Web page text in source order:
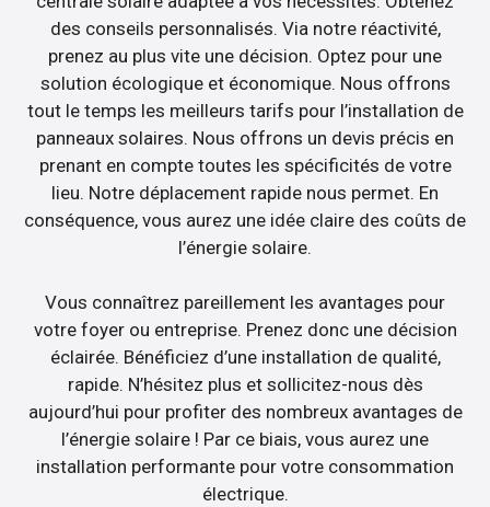
des conseils personnalisés. Via notre réactivité,
prenez au plus vite une décision. Optez pour une
solution écologique et économique. Nous offrons
tout le temps les meilleurs tarifs pour l’installation de
panneaux solaires. Nous offrons un devis précis en
prenant en compte toutes les spécificités de votre
lieu. Notre déplacement rapide nous permet. En
conséquence, vous aurez une idée claire des coûts de
l’énergie solaire.
Vous connaîtrez pareillement les avantages pour
votre foyer ou entreprise. Prenez donc une décision
éclairée. Bénéficiez d’une installation de qualité,
rapide. N’hésitez plus et sollicitez-nous dès
aujourd’hui pour profiter des nombreux avantages de
l’énergie solaire ! Par ce biais, vous aurez une
installation performante pour votre consommation
électrique.